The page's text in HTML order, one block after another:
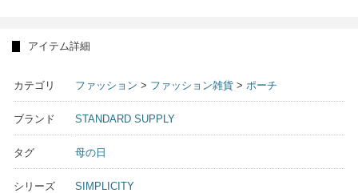
アイテム詳細
カテゴリ ファッション > ファッション雑貨 > ポーチ
ブランド STANDARD SUPPLY
タグ 母の日
シリーズ SIMPLICITY